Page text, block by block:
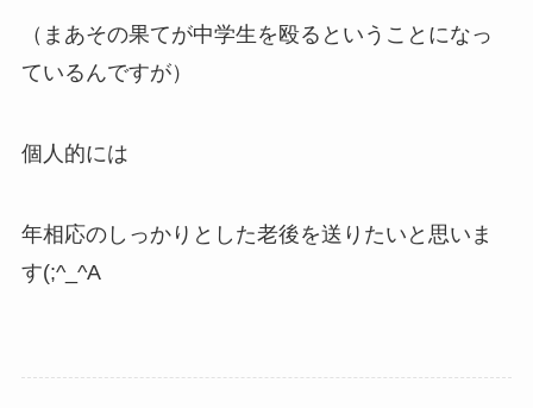
（まあその果てが中学生を殴るということになっ
ているんですが）
個人的には
年相応のしっかりとした老後を送りたいと思いま
す(;^_^A